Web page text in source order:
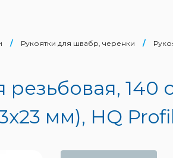
/ Рукоятки для швабр, черенки /
резьбовая,
мм), HQ